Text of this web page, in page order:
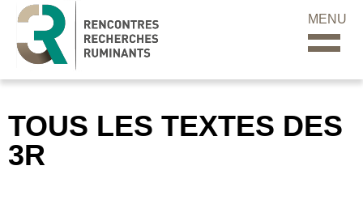
MENU
TOUS LES TEXTES DES
3R